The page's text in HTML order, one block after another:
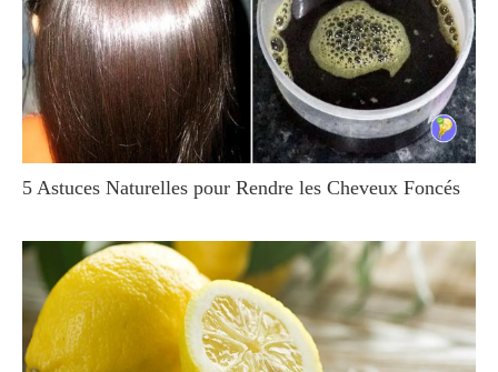
5 Astuces Naturelles pour Rendre les Cheveux Foncés